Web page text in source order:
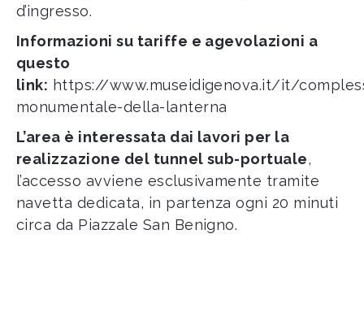
d’ingresso.
Informazioni su tariffe e agevolazioni a
questo
link: https://www.museidigenova.it/it/
monumentale-della-lanterna
L’area è interessata dai lavori per la
realizzazione del tunnel sub-portuale,
l’accesso avviene esclusivamente tramite
navetta dedicata, in partenza ogni 20 minuti
circa da Piazzale San Benigno.